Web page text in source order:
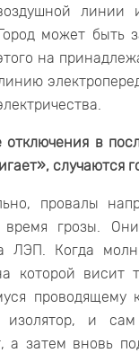
линии
может быть
на
отключения в
случаются
провалы
грозы. Они
ЛЭП. Когда
которой висит
проводящему
изолятор, и
а затем вновь